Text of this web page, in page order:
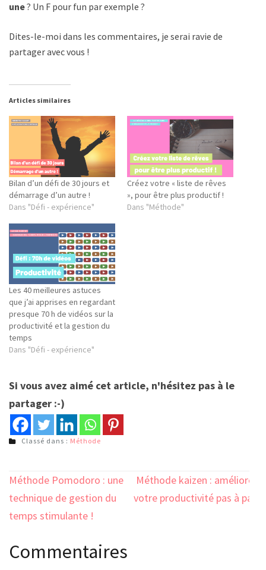
une? Un F pour fun par exemple ?
Dites-le-moi dans les commentaires, je serai ravie de
partager avec vous !
Articles similaires
Bilan d’un défi de 30 jours et
démarrage d’un autre !
Dans "Défi - expérience"
Créez votre « liste de rêves
», pour être plus productif !
Dans "Méthode"
Les 40 meilleures astuces
que j’ai apprises en regardant
presque 70 h de vidéos sur la
productivité et la gestion du
temps
Dans "Défi - expérience"
Si vous avez aimé cet article, n'hésitez pas à le
partager :-)
Classé dans : Méthode
Navigation
de
l’article
Méthode Pomodoro : une
technique de gestion du
temps stimulante !
Méthode kaizen : améliorer
votre productivité pas à pas
Commentaires